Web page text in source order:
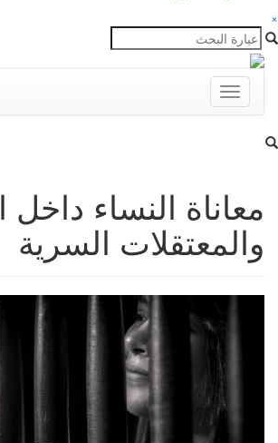
×
Toggle
navigation
معاناة النساء
والمعتقلات السرية